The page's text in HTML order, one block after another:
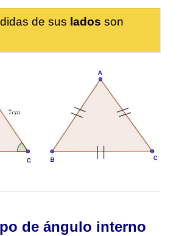
de sus lados son
de ángulo interno